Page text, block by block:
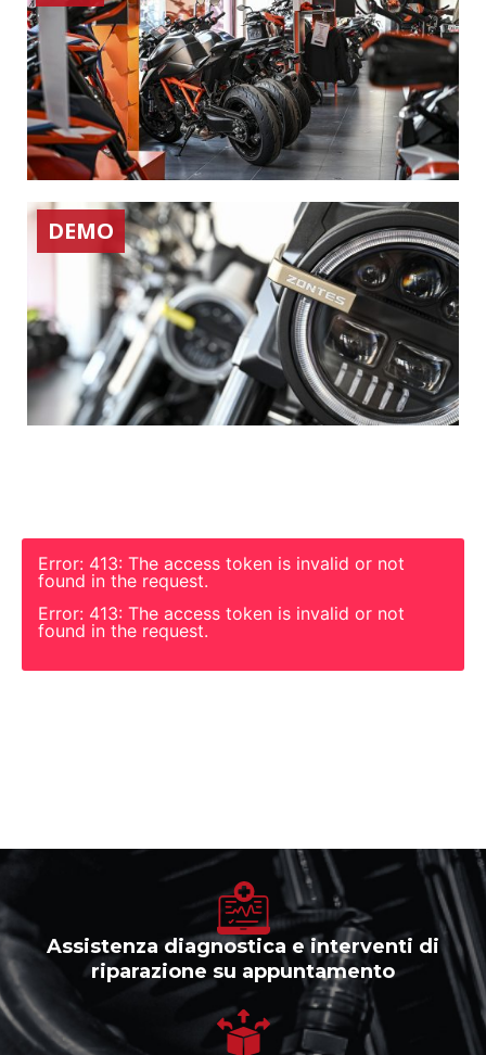
DEMO
Error: 413: The access token is invalid or not
found in the request.
Error: 413: The access token is invalid or not
found in the request.
Assistenza diagnostica e interventi di
riparazione su appuntamento